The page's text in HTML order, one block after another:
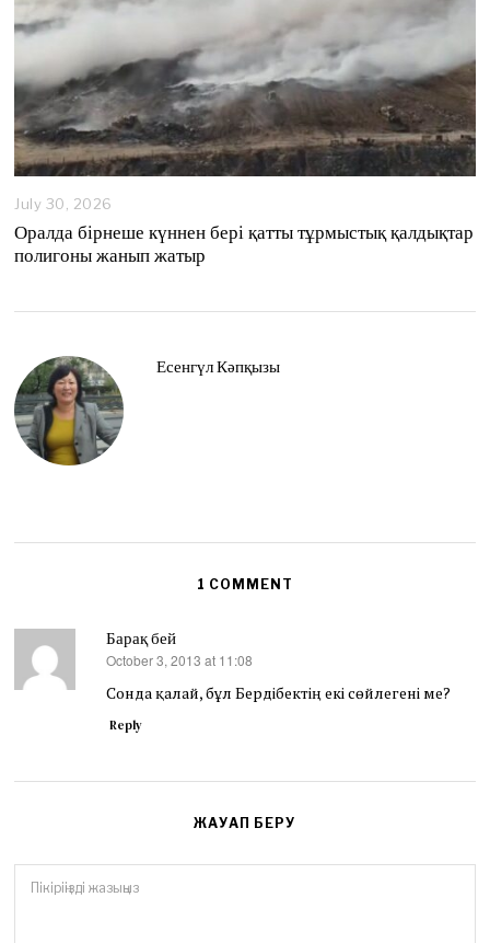
July 30, 2026
Оралда бірнеше күннен бері қатты тұрмыстық қалдықтар
полигоны жанып жатыр
Есенгүл Кәпқызы
1 COMMENT
Барақ бей
says:
October 3, 2013 at 11:08
Сонда қалай, бұл Бердібектің екі сөйлегені ме?
Reply
ЖАУАП БЕРУ